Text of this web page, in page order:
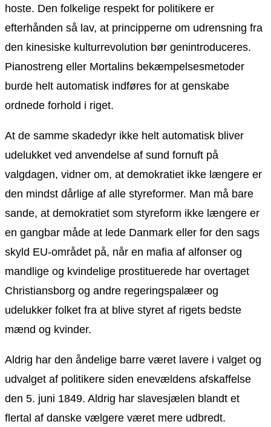
hoste. Den folkelige respekt for politikere er
efterhånden så lav, at principperne om udrensning fra
den kinesiske kulturrevolution bør genintroduceres.
Pianostreng eller Mortalins bekæmpelsesmetoder
burde helt automatisk indføres for at genskabe
ordnede forhold i riget.
At de samme skadedyr ikke helt automatisk bliver
udelukket ved anvendelse af sund fornuft på
valgdagen, vidner om, at demokratiet ikke længere er
den mindst dårlige af alle styreformer. Man må bare
sande, at demokratiet som styreform ikke længere er
en gangbar måde at lede Danmark eller for den sags
skyld EU-området på, når en mafia af alfonser og
mandlige og kvindelige prostituerede har overtaget
Christiansborg og andre regeringspalæer og
udelukker folket fra at blive styret af rigets bedste
mænd og kvinder.
Aldrig har den åndelige barre været lavere i valget og
udvalget af politikere siden enevældens afskaffelse
den 5. juni 1849. Aldrig har slavesjælen blandt et
flertal af danske vælgere været mere udbredt.